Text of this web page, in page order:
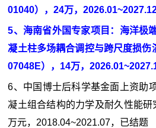
01040），24万，
5、海南省外国专家项目：海洋极
凝土柱多场耦合调控与跨尺度损伤
07048E），14万，
6、中国博士后科学基金面上资助
凝土组合结构的力学及耐久性能
万元，2018.04~2021.07，已结题